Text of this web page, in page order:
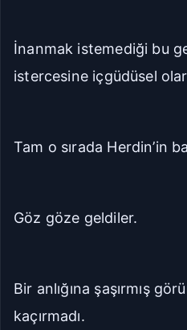
İnanmak istemediği bu
istercesine içgüdüsel
Tam o sırada Herdin’in
Göz göze geldiler.
Bir anlığına şaşırmış
kaçırmadı.